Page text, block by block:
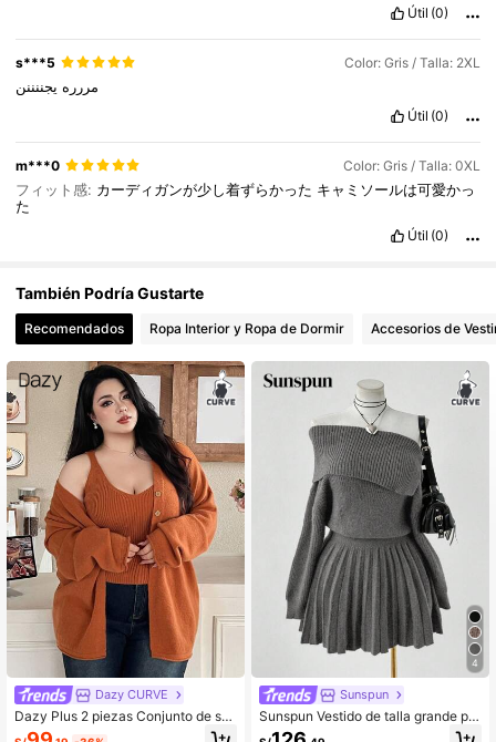
Útil (0)
s***5 Color: Gris / Talla: 2XL
مررره يجننننن
Útil (0)
m***0 Color: Gris / Talla: 0XL
フィット感: カーディガンが少し着ずらかった キャミソールは可愛かっ
た
Útil (0)
También Podría Gustarte
Recomendados Ropa Interior y Ropa de Dormir Accesorios de
Dazy CURVE
Dazy Plus 2 piezas Conjunto de su
éter de cárdigan de mujer talla gran
4
Sunspun
Sunspun Vestido de talla grande par
a otoño/invierno con hombros desc